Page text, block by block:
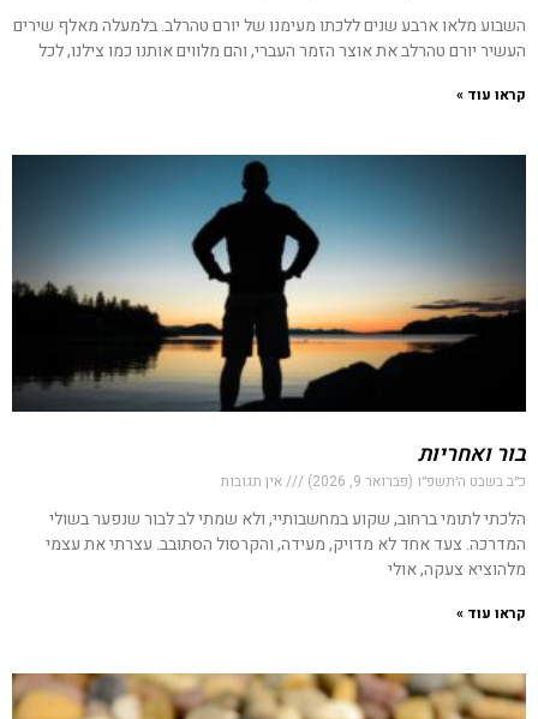
השבוע מלאו ארבע שנים ללכתו מעימנו של יורם טהרלב. בלמעלה מאלף שירים
העשיר יורם טהרלב את אוצר הזמר העברי, והם מלווים אותנו כמו צילנו, לכל
קראו עוד »
בור ואחריות
כ״ב בשבט ה׳תשפ״ו (פברואר 9, 2026) אין תגובות
הלכתי לתומי ברחוב, שקוע במחשבותיי, ולא שמתי לב לבור שנפער בשולי
המדרכה. צעד אחד לא מדויק, מעידה, והקרסול הסתובב. עצרתי את עצמי
מלהוציא צעקה, אולי
קראו עוד »